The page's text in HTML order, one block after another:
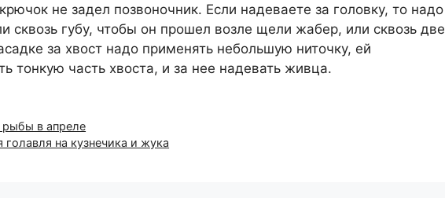
не задел позвоночник. Если надеваете за головку, то надо
сквозь губу, чтобы он прошел возле щели жабер, или сквозь две
за хвост надо применять небольшую ниточку, ей
тонкую часть хвоста, и за нее надевать живца.
в апреле
голавля на кузнечика и жука